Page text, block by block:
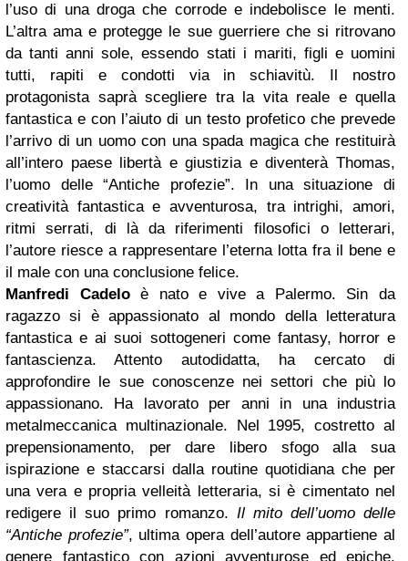
l’uso di una droga che corrode e indebolisce le menti.
L’altra ama e protegge le sue guerriere che si ritrovano
da tanti anni sole, essendo stati i mariti, figli e uomini
tutti, rapiti e condotti via in schiavitù. Il nostro
protagonista saprà scegliere tra la vita reale e quella
fantastica e con l’aiuto di un testo profetico che prevede
l’arrivo di un uomo con una spada magica che restituirà
all’intero paese libertà e giustizia e diventerà Thomas,
l’uomo delle “Antiche profezie”. In una situazione di
creatività fantastica e avventurosa, tra intrighi, amori,
ritmi serrati, di là da riferimenti filosofici o letterari,
l’autore riesce a rappresentare l’eterna lotta fra il bene e
il male con una conclusione felice.
Manfredi Cadeloè nato e vive a Palermo. Sin da
ragazzo si è appassionato al mondo della letteratura
fantastica e ai suoi sottogeneri come fantasy, horror e
fantascienza. Attento autodidatta, ha cercato di
approfondire le sue conoscenze nei settori che più lo
appassionano. Ha lavorato per anni in una industria
metalmeccanica multinazionale. Nel 1995, costretto al
prepensionamento, per dare libero sfogo alla sua
ispirazione e staccarsi dalla routine quotidiana che per
una vera e propria velleità letteraria, si è cimentato nel
redigere il suo primo romanzo. Il mito dell’uomo delle
“Antiche profezie”, ultima opera dell’autore appartiene al
genere fantastico con azioni avventurose ed epiche.